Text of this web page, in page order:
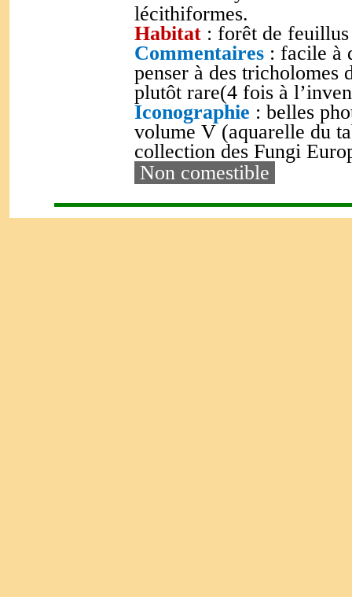
lécithiformes.
Habitat : forêt de
Commentaires : facile à
penser à des tricholomes
plutôt rare(4 fois à
Iconographie : belles
volume V (aquarelle du
collection des Fungi
Non comestible